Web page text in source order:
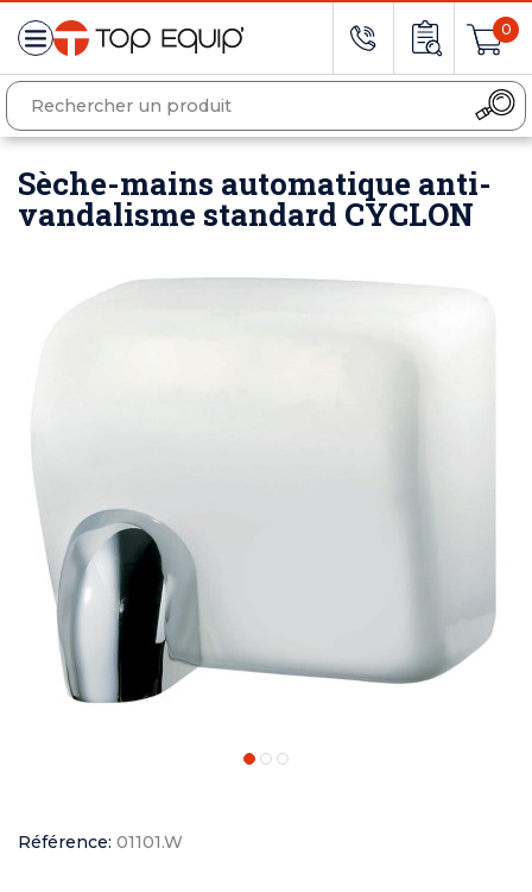
0
Sèche-mains automatique anti-
vandalisme standard CYCLON
Référence: 01101.W